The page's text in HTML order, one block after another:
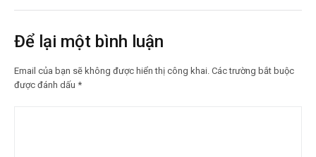
Để lại một bình luận
Email của bạn sẽ không được hiển thị công khai. Các trường bắt buộc
được đánh dấu *